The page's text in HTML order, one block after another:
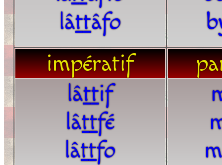
lâttâfo
impératif
lâttif
lâttfé
lâttfo